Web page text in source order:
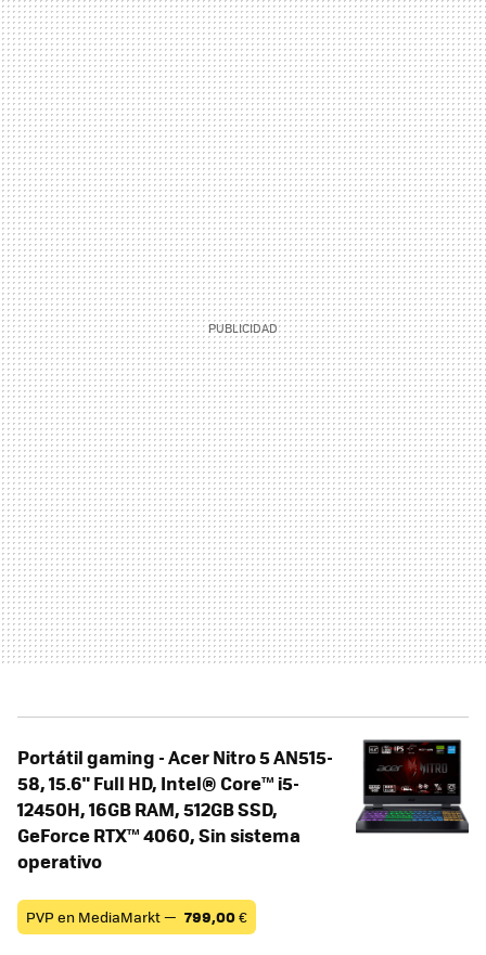
Portátil gaming - Acer Nitro 5 AN515-
58, 15.6" Full HD, Intel® Core™ i5-
12450H, 16GB RAM, 512GB SSD,
GeForce RTX™ 4060, Sin sistema
operativo
PVP en MediaMarkt — 799,00€